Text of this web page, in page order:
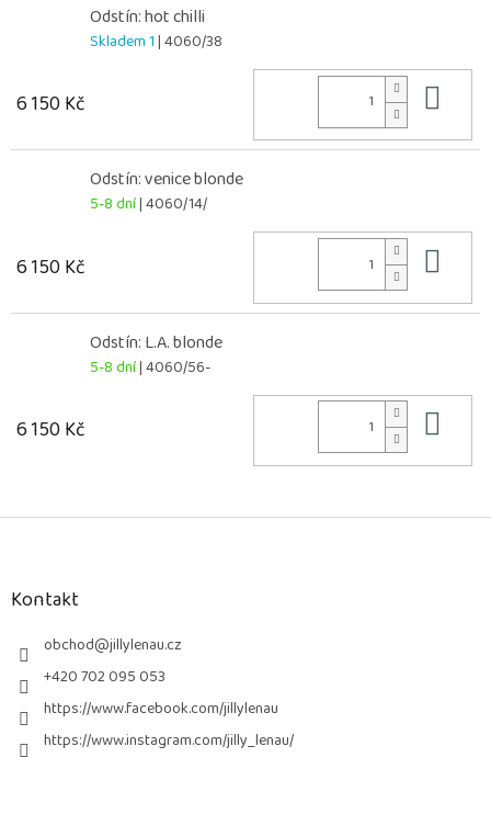
Odstín: hot chilli
Skladem 1| 4060/38
6 150 Kč
Odstín: venice blonde
5-8 dní| 4060/14/
6 150 Kč
Odstín: L.A. blonde
5-8 dní| 4060/56-
6 150 Kč
Z
Kontakt
obchod@jillylenau.cz
+420 702 095 053
https://www.facebook.com/jillylenau
https://www.instagram.com/jilly_lenau/